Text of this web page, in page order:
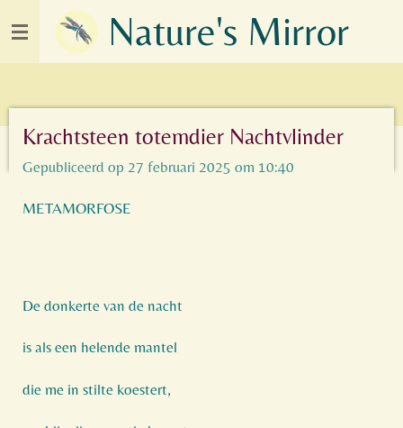
Ga
hoofdinhoud
Nature's Mirror
Krachtsteen totemdier Nachtvlinder
Gepubliceerd op 27 februari 2025 om 10:40
METAMORFOSE
De donkerte van de nacht
is als een helende mantel
die me in stilte koestert,